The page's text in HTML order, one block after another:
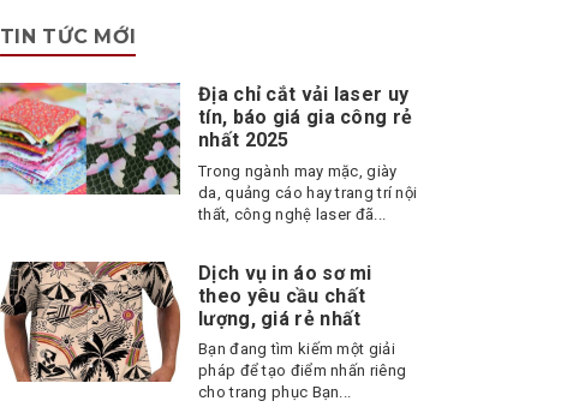
TIN TỨC MỚI
Địa chỉ cắt vải laser uy
tín, báo giá gia công rẻ
nhất 2025
Trong ngành may mặc, giày
da, quảng cáo hay trang trí nội
thất, công nghệ laser đã...
Dịch vụ in áo sơ mi
theo yêu cầu chất
lượng, giá rẻ nhất
Bạn đang tìm kiếm một giải
pháp để tạo điểm nhấn riêng
cho trang phục Bạn...